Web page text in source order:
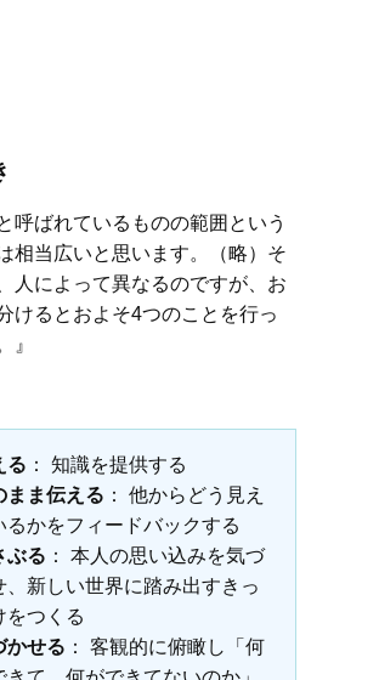
呼ばれているものの範囲という
相当広いと思います。（略）そ
人によって異なるのですが、お
けるとおよそ4つのことを行っ
』
る ： 知識を提供する
まま伝える ： 他からどう見え
るかをフィードバックする
ぶる ： 本人の思い込みを気づ
、新しい世界に踏み出すきっ
をつくる
かせる ： 客観的に俯瞰し「何